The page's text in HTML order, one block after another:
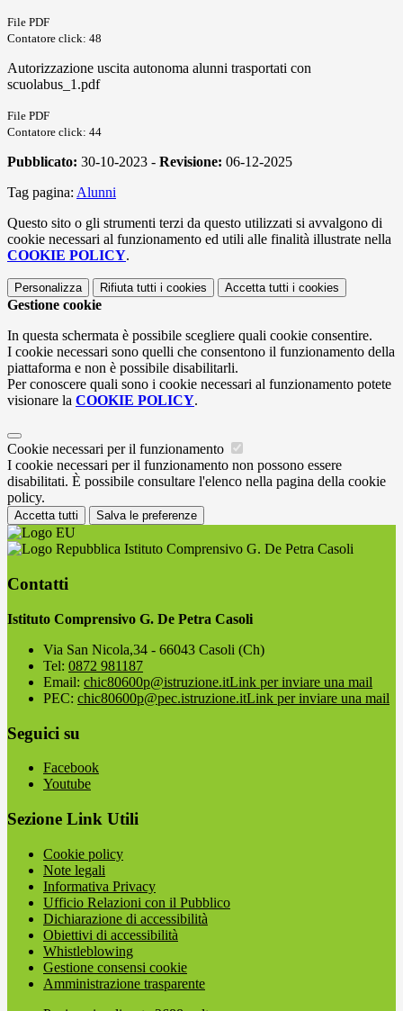
File PDF
Contatore click: 48
Autorizzazione uscita autonoma alunni trasportati con
scuolabus_1.pdf
File PDF
Contatore click: 44
Pubblicato: 30-10-2023 - Revisione: 06-12-2025
Tag pagina: Alunni
Questo sito o gli strumenti terzi da questo utilizzati si avvalgono di
cookie necessari al funzionamento ed utili alle finalità illustrate nella
COOKIE POLICY.
Personalizza Rifiuta tutti i cookies Accetta tutti i cookies
Gestione cookie
In questa schermata è possibile scegliere quali cookie consentire.
I cookie necessari sono quelli che consentono il funzionamento della
piattaforma e non è possibile disabilitarli.
Per conoscere quali sono i cookie necessari al funzionamento potete
visionare la COOKIE POLICY.
Cookie necessari per il funzionamento
I cookie necessari per il funzionamento non possono essere
disabilitati. È possibile consultare l'elenco nella pagina della cookie
policy.
Accetta tutti Salva le preferenze
Istituto Comprensivo G. De Petra Casoli
Contatti
Istituto Comprensivo G. De Petra Casoli
Via San Nicola,34 - 66043 Casoli (Ch)
Tel: 0872 981187
Email: chic80600p@istruzione.itLink per inviare una mail
PEC: chic80600p@pec.istruzione.itLink per inviare una mail
Seguici su
Facebook
Youtube
Sezione Link Utili
Cookie policy
Note legali
Informativa Privacy
Ufficio Relazioni con il Pubblico
Dichiarazione di accessibilità
Obiettivi di accessibilità
Whistleblowing
Gestione consensi cookie
Amministrazione trasparente